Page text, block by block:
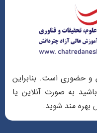
و حضوری است. بنابراین
به صورت آنلاین یا
مند شوید.